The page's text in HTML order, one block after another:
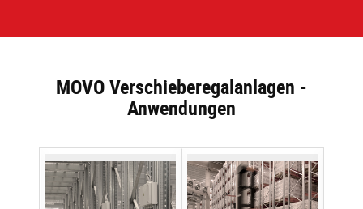
MOVO Verschieberegalanlagen -
Anwendungen